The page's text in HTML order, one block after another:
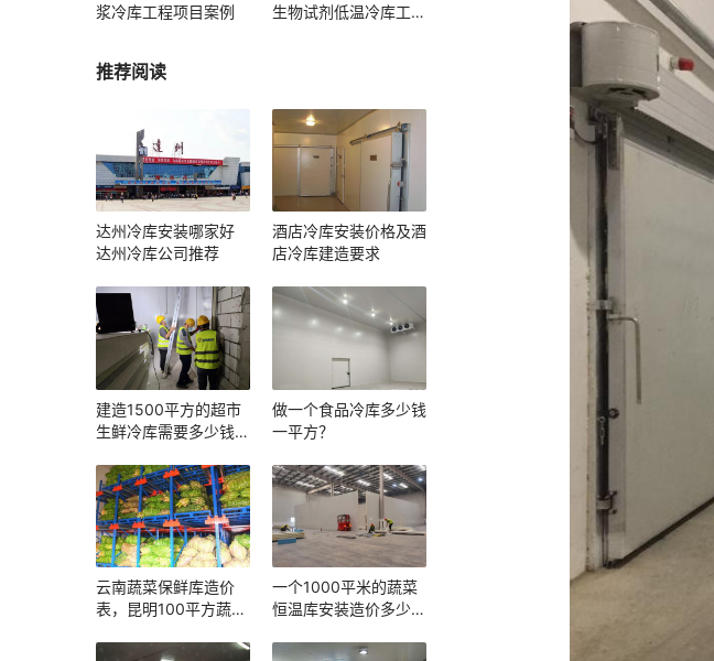
浆冷库工程项目案例
生物试剂低温冷库工程
推荐阅读
达州冷库安装哪家好
达州冷库公司推荐
酒店冷库安装价格及酒
店冷库建造要求
建造1500平方的超市
生鲜冷库需要多少钱
做一个食品冷库多少钱
一平方？
云南蔬菜保鲜库造价
表，昆明100平方蔬菜
一个1000平米的蔬菜
恒温库安装造价多少